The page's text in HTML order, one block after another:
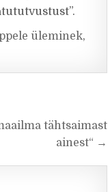
üleminek,
tähtsaimast
ainest“ →